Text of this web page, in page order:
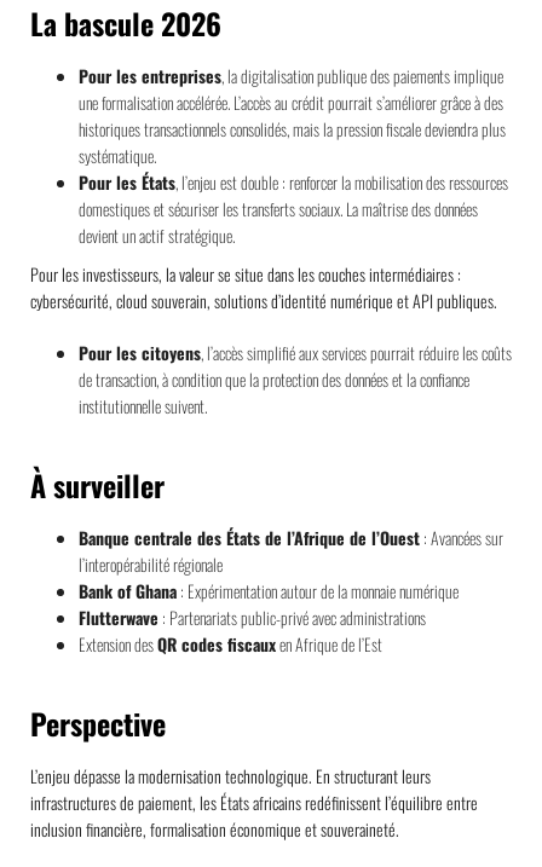
La bascule 2026
Pour les entreprises, la digitalisation publique des paiements implique
une formalisation accélérée. L’accès au crédit pourrait s’améliorer grâce à des
historiques transactionnels consolidés, mais la pression fiscale deviendra plus
systématique.
Pour les États, l’enjeu est double : renforcer la mobilisation des ressources
domestiques et sécuriser les transferts sociaux. La maîtrise des données
devient un actif stratégique.
Pour les investisseurs, la valeur se situe dans les couches intermédiaires :
cybersécurité, cloud souverain, solutions d’identité numérique et API publiques.
Pour les citoyens, l’accès simplifié aux services pourrait réduire les coûts
de transaction, à condition que la protection des données et la confiance
institutionnelle suivent.
À surveiller
Banque centrale des États de l’Afrique de l’Ouest: Avancées sur
l’interopérabilité régionale
Bank of Ghana: Expérimentation autour de la monnaie numérique
Flutterwave : Partenariats public-privé avec administrations
Extension desQR codes fiscauxen Afrique de l’Est
Perspective
L’enjeu dépasse la modernisation technologique. En structurant leurs
infrastructures de paiement, les États africains redéfinissent l’équilibre entre
inclusion financière, formalisation économique et souveraineté.